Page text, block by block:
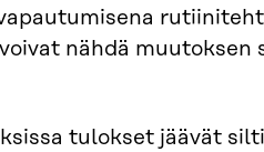
nähdä muutoksen
tulokset jäävät